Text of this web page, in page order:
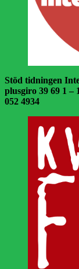
Stöd tidningen
plusgiro 39 69 1 –
052 4934